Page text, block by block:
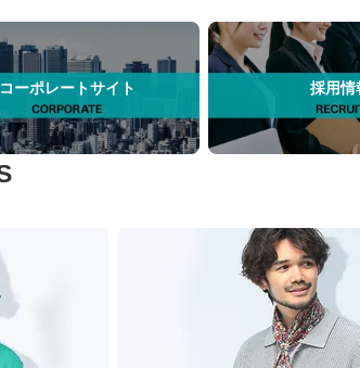
コーポレートサイト 採用情